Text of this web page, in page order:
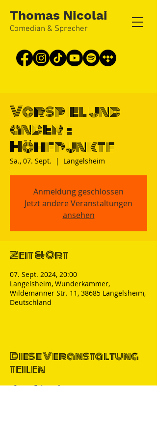
Thomas Nicolai
Comedian & Sprecher
Vorspiel und
andere
Höhepunkte
Sa., 07. Sept.
  |
Langelsheim
Anmeldung geschlossen
Jetzt andere Veranstaltungen
ansehen
Zeit & Ort
07. Sept. 2024, 20:00
Langelsheim, Wunderkammer,
Wildemanner Str. 11, 38685 Langelsheim,
Deutschland
Diese Veranstaltung
teilen